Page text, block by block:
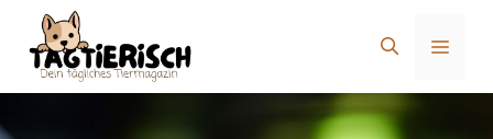
Inhalt
springen
Menü